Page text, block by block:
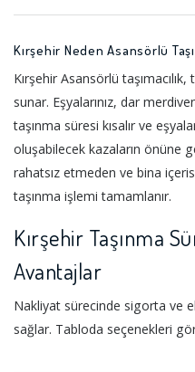
Kırşehir Neden Asansörlü
Kırşehir Asansörlü
sunar. Eşyalarınız, dar
taşınma süresi kısalır ve
oluşabilecek kazaların önüne
rahatsız etmeden ve bina
taşınma işlemi tamamlanır.
Kırşehir Taşınma
Avantajlar
Nakliyat sürecinde sigorta ve
sağlar. Tabloda seçenekleri